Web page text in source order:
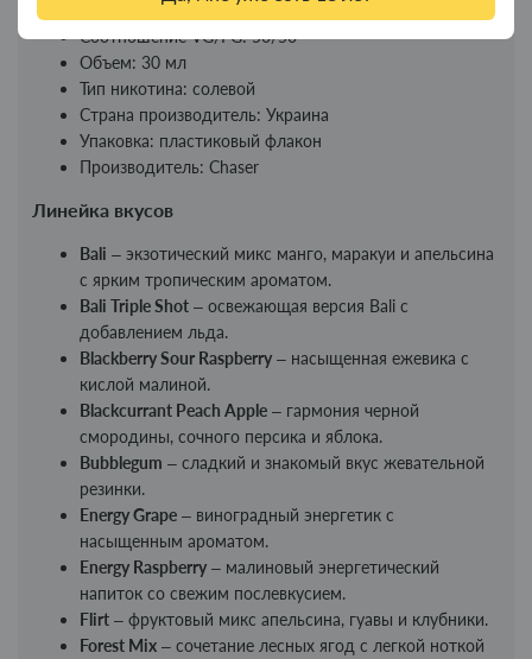
Прочность: 50 мг/65 мг
Соотношение VG/PG: 50/50
Объем: 30 мл
Тип никотина: солевой
Страна производитель: Украина
Упаковка: пластиковый флакон
Производитель: Chaser
Линейка вкусов
Bali – экзотический микс манго, маракуи и апельсина
с ярким тропическим ароматом.
Bali Triple Shot – освежающая версия Bali с
добавлением льда.
Blackberry Sour Raspberry – насыщенная ежевика с
кислой малиной.
Blackcurrant Peach Apple – гармония черной
смородины, сочного персика и яблока.
Bubblegum – сладкий и знакомый вкус жевательной
резинки.
Energy Grape – виноградный энергетик с
насыщенным ароматом.
Energy Raspberry – малиновый энергетический
напиток со свежим послевкусием.
Flirt – фруктовый микс апельсина, гуавы и клубники.
Forest Mix – сочетание лесных ягод с легкой ноткой